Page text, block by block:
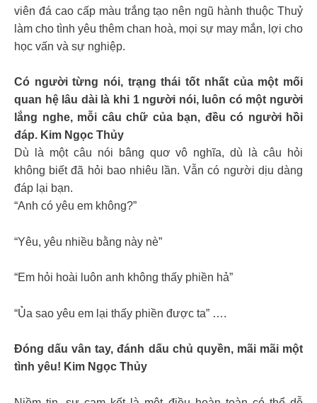
viên đá cao cấp màu trắng tạo nên ngũ hành thuộc Thuỷ
làm cho tình yêu thêm chan hoà, mọi sự may mắn, lợi cho
học vấn và sự nghiệp.
Có người từng nói, trạng thái tốt nhất của một mối
quan hệ lâu dài là khi 1 người nói, luôn có một người
lắng nghe, mỗi câu chữ của bạn, đều có người hồi
đáp. Kim Ngọc Thủy
Dù là một câu nói bâng quơ vô nghĩa, dù là câu hỏi
không biết đã hỏi bao nhiêu lần. Vẫn có người dịu dàng
đáp lại bạn.
“Anh có yêu em không?”
“Yêu, yêu nhiều bằng này nè”
“Em hỏi hoài luôn anh không thấy phiền hả”
“Ủa sao yêu em lại thấy phiền được ta” ….
Đóng dấu vân tay, đánh dấu chủ quyền, mãi mãi một
tình yêu! Kim Ngọc Thủy